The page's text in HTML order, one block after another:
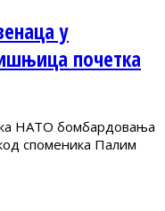
у
почетка
НАТО бомбардовања
споменика Палим